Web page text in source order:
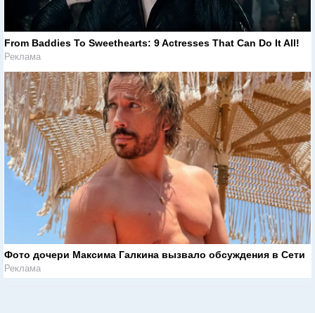
From Baddies To Sweethearts: 9 Actresses That Can Do It All!
Реклама
Фото дочери Максима Галкина вызвало обсуждения в Сети
Реклама